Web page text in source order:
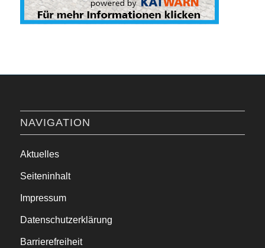
NAVIGATION
Aktuelles
Seiteninhalt
Impressum
Datenschutzerklärung
Barrierefreiheit